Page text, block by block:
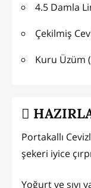
4.5 Damla
Çekilmiş
Kuru Üzüm
Portakallı
şekeri iyice
Yoğurt ve sıvı